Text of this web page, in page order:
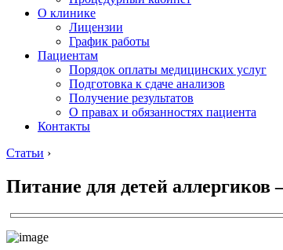
О клинике
Лицензии
График работы
Пациентам
Порядок оплаты медицинских услуг
Подготовка к сдаче анализов
Получение результатов
О правах и обязанностях пациента
Контакты
Статьи ›
Питание для детей